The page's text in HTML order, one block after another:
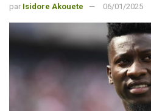
par Isidore Akouete 06/01/2025